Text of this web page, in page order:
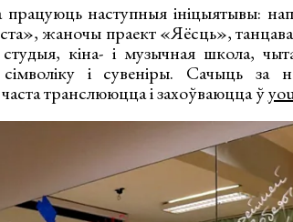
працуюць наступныя ініцыятывы:
жаночы праект «Яёсць»,
студыя, кіна- і музычная школа,
сімволіку і сувеніры. Сачыць за
транслююцца і захоўваюцца ў